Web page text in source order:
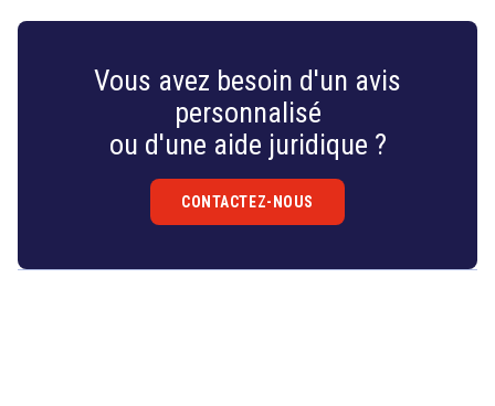
Vous avez besoin d'un avis
personnalisé
ou d'une aide juridique ?
CONTACTEZ-NOUS